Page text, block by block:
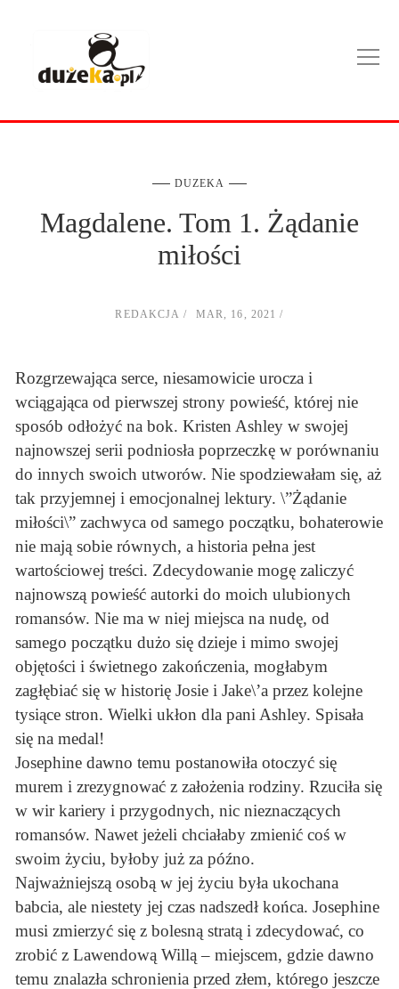
DUZEKA
Magdalene. Tom 1. Żądanie
miłości
REDAKCJA MAR, 16, 2021
Rozgrzewająca serce, niesamowicie urocza i
wciągająca od pierwszej strony powieść, której nie
sposób odłożyć na bok. Kristen Ashley w swojej
najnowszej serii podniosła poprzeczkę w porównaniu
do innych swoich utworów. Nie spodziewałam się, aż
tak przyjemnej i emocjonalnej lektury. \”Żądanie
miłości\” zachwyca od samego początku, bohaterowie
nie mają sobie równych, a historia pełna jest
wartościowej treści. Zdecydowanie mogę zaliczyć
najnowszą powieść autorki do moich ulubionych
romansów. Nie ma w niej miejsca na nudę, od
samego początku dużo się dzieje i mimo swojej
objętości i świetnego zakończenia, mogłabym
zagłębiać się w historię Josie i Jake\’a przez kolejne
tysiące stron. Wielki ukłon dla pani Ashley. Spisała
się na medal!
Josephine dawno temu postanowiła otoczyć się
murem i zrezygnować z założenia rodziny. Rzuciła się
w wir kariery i przygodnych, nic nieznaczących
romansów. Nawet jeżeli chciałaby zmienić coś w
swoim życiu, byłoby już za późno.
Najważniejszą osobą w jej życiu była ukochana
babcia, ale niestety jej czas nadszedł końca. Josephine
musi zmierzyć się z bolesną stratą i zdecydować, co
zrobić z Lawendową Willą – miejscem, gdzie dawno
temu znalazła schronienia przed złem, którego jeszcze